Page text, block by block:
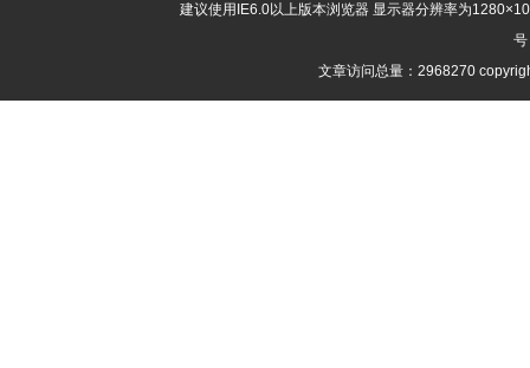
建议使用IE6.0以上版本浏览器 显示器分辨率为
号
文章访问总量：2968270